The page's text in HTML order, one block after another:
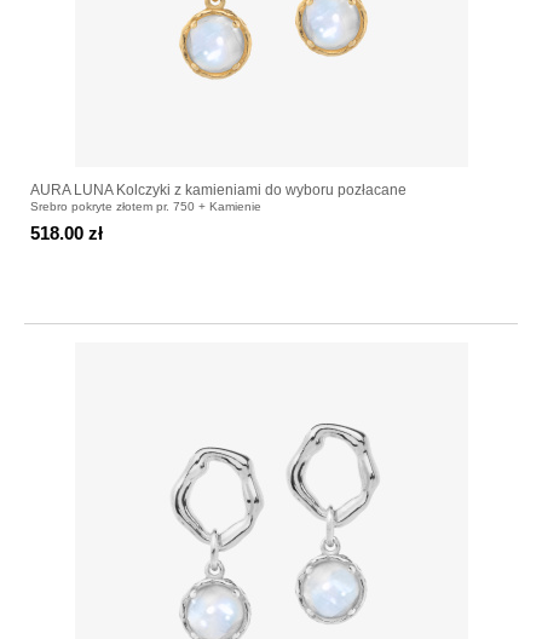
AURA LUNA Kolczyki z kamieniami do wyboru pozłacane
Srebro pokryte złotem pr. 750 + Kamienie
518.00 zł